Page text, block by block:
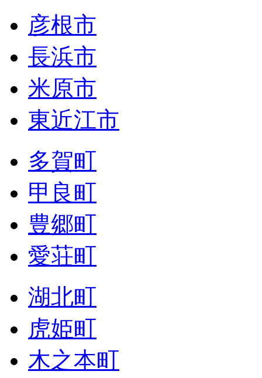
彦根市
長浜市
米原市
東近江市
多賀町
甲良町
豊郷町
愛荘町
湖北町
虎姫町
木之本町